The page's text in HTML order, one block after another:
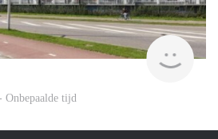
Onbepaalde tijd